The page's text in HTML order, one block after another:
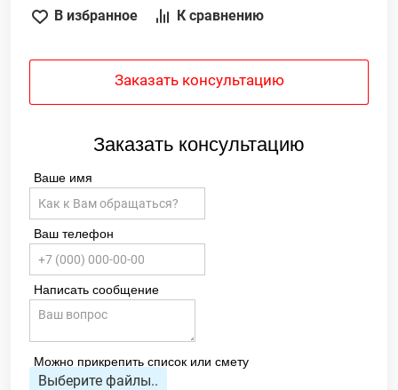
В избранное К сравнению
Заказать консультацию
Заказать консультацию
Ваше имя
Ваш телефон
Написать сообщение
Можно прикрепить список или смету
Выберите файлы..